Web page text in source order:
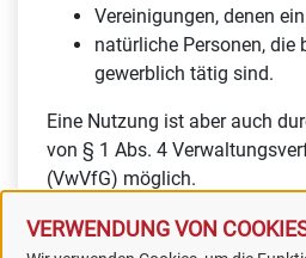
VERWENDUNG VON
Vereinigungen, denen
natürliche Personen, die
gewerblich tätig sind.
Eine Nutzung ist aber auch
von § 1 Abs. 4
(VwVfG) möglich.